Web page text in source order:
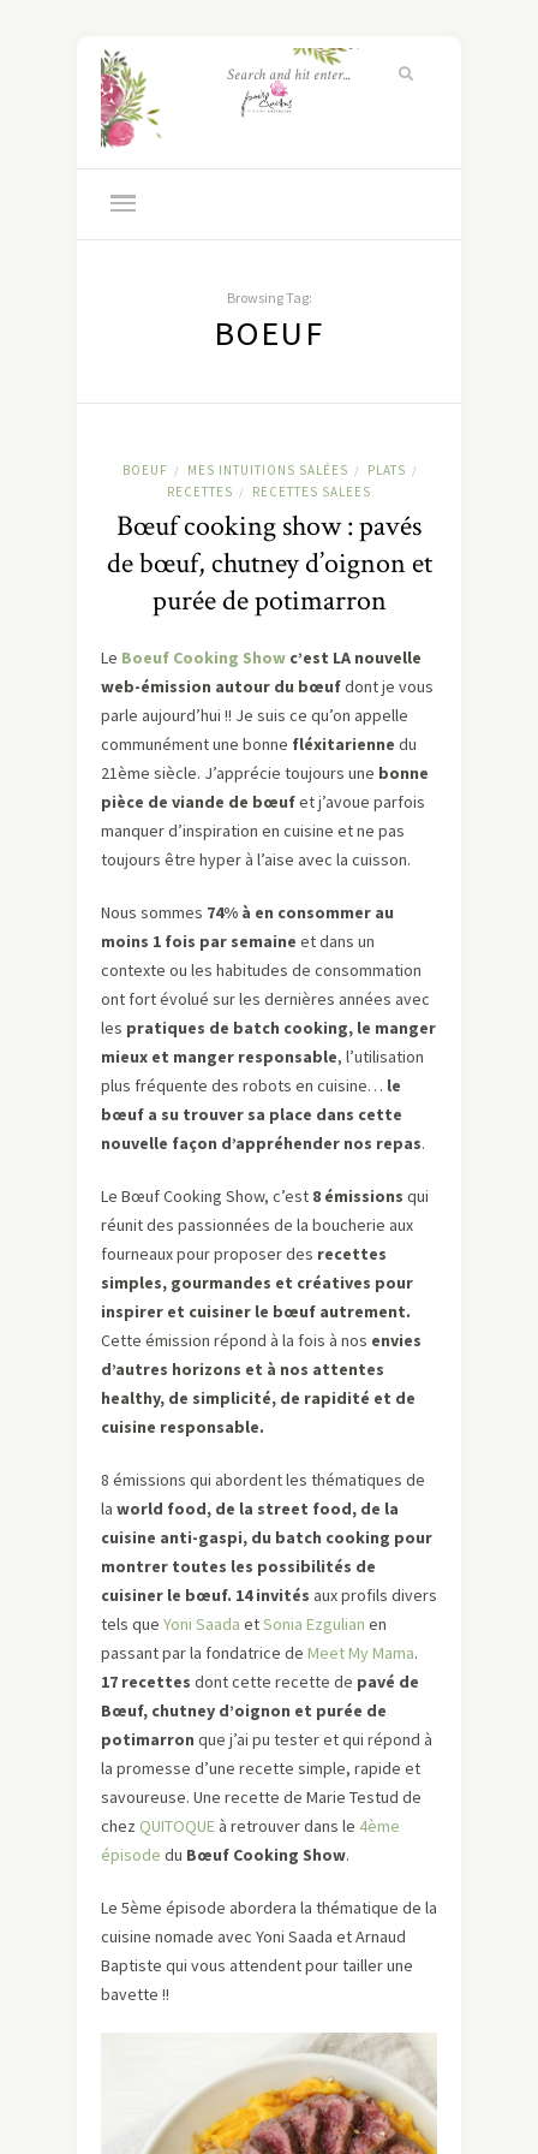
Browsing Tag:
BOEUF
BOEUF / MES INTUITIONS SALÉES / PLATS /
RECETTES / RECETTES SALEES
Bœuf cooking show : pavés
de bœuf, chutney d’oignon et
purée de potimarron
Le Boeuf Cooking Show c’est LA nouvelle
web-émission autour du bœufdont je vous
parle aujourd’hui !! Je suis ce qu’on appelle
communément une bonne fléxitarienne du
21ème siècle. J’apprécie toujours une bonne
pièce de viande de bœufet j’avoue parfois
manquer d’inspiration en cuisine et ne pas
toujours être hyper à l’aise avec la cuisson.
Nous sommes 74% à en consommer au
moins 1 fois par semaine et dans un
contexte ou les habitudes de consommation
ont fort évolué sur les dernières années avec
les pratiques de batch cooking, le manger
mieux et manger responsable, l’utilisation
plus fréquente des robots en cuisine… le
bœuf a su trouver sa place dans cette
nouvelle façon d’appréhender nos repas.
Le Bœuf Cooking Show, c’est 8 émissions qui
réunit des passionnées de la boucherie aux
fourneaux pour proposer des recettes
simples, gourmandes et créatives pour
inspirer et cuisiner le bœuf autrement.
Cette émission répond à la fois à nos envies
d’autres horizons et à nos attentes
healthy, de simplicité, de rapidité et de
cuisine responsable.
8 émissions qui abordent les thématiques de
la world food, de la street food, de la
cuisine anti-gaspi, du batch cooking pour
montrer toutes les possibilités de
cuisiner le bœuf. 14 invités aux profils divers
tels que Yoni Saada etSonia Ezgulian en
passant par la fondatrice de Meet My Mama.
17 recettes dont cette recette de pavé de
Bœuf, chutney d’oignon et purée de
potimarron que j’ai pu tester et qui répond à
la promesse d’une recette simple, rapide et
savoureuse. Une recette de Marie Testud de
chez QUITOQUE à retrouver dans le 4ème
épisode du Bœuf Cooking Show.
Le 5ème épisode abordera la thématique de la
cuisine nomade avec Yoni Saada et Arnaud
Baptiste qui vous attendent pour tailler une
bavette !!